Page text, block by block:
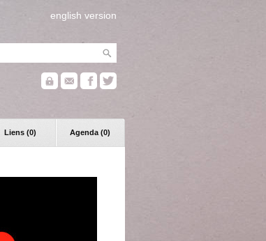
english version
Liens (0) Agenda (0)